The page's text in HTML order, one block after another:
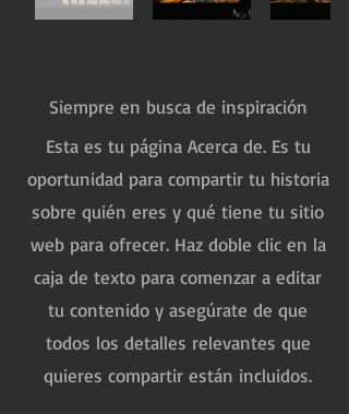
Siempre en busca de inspiración
Esta es tu página Acerca de. Es tu
oportunidad para compartir tu historia
sobre quién eres y qué tiene tu sitio
web para ofrecer. Haz doble clic en la
caja de texto para comenzar a editar
tu contenido y asegúrate de que
todos los detalles relevantes que
quieres compartir están incluidos.